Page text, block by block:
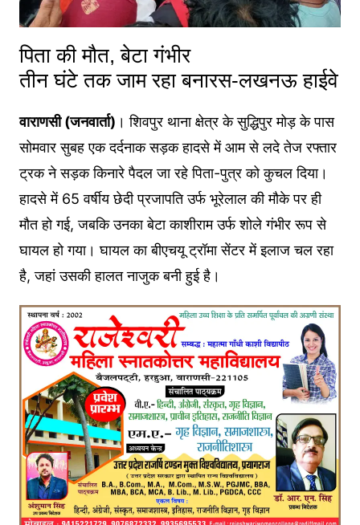
पिता की मौत, बेटा गंभीर
तीन घंटे तक जाम रहा बनारस-लखनऊ हाईवे
वाराणसी (जनवार्ता) । शिवपुर थाना क्षेत्र के सुद्धिपुर मोड़ के पास
सोमवार सुबह एक दर्दनाक सड़क हादसे में आम से लदे तेज रफ्तार
ट्रक ने सड़क किनारे पैदल जा रहे पिता-पुत्र को कुचल दिया।
हादसे में 65 वर्षीय छेदी प्रजापति उर्फ भूरेलाल की मौके पर ही
मौत हो गई, जबकि उनका बेटा काशीराम उर्फ शोले गंभीर रूप से
घायल हो गया। घायल का बीएचयू ट्रॉमा सेंटर में इलाज चल रहा
है, जहां उसकी हालत नाजुक बनी हुई है।